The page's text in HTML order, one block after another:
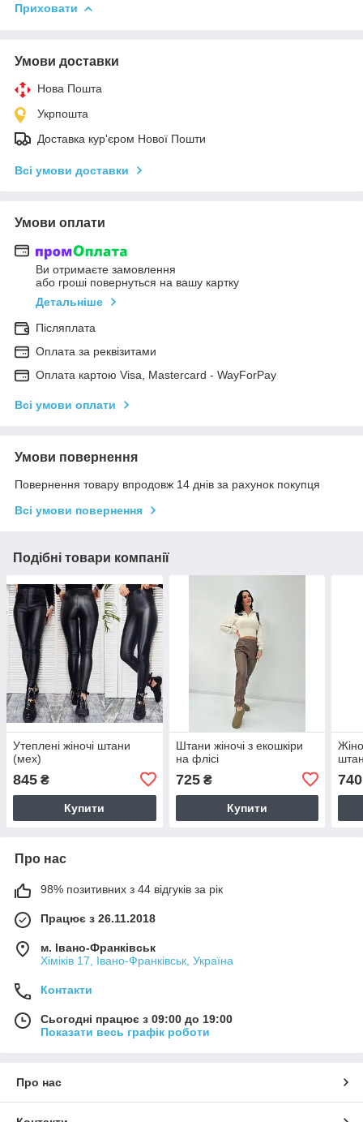
Приховати
Умови доставки
Нова Пошта
Укрпошта
Доставка кур'єром Нової Пошти
Всі умови доставки
Умови оплати
Ви отримаєте замовлення
або гроші повернуться на вашу картку
Детальніше
Післяплата
Оплата за реквізитами
Оплата картою Visa, Mastercard - WayForPay
Всі умови оплати
Умови повернення
Повернення товару впродовж 14 днів за рахунок покупця
Всі умови повернення
Подібні товари компанії
Утеплені жіночі штани
(мех)
845 ₴
Купити
Штани жіночі з екошкіри
на флісі
725₴
Купити
740
Про нас
98% позитивних з 44 відгуків за рік
Працює з 26.11.2018
м. Івано-Франківськ
Хіміків 17, Івано-Франківськ, Україна
Контакти
Сьогодні працює з 09:00 до 19:00
Показати весь графік роботи
Про нас